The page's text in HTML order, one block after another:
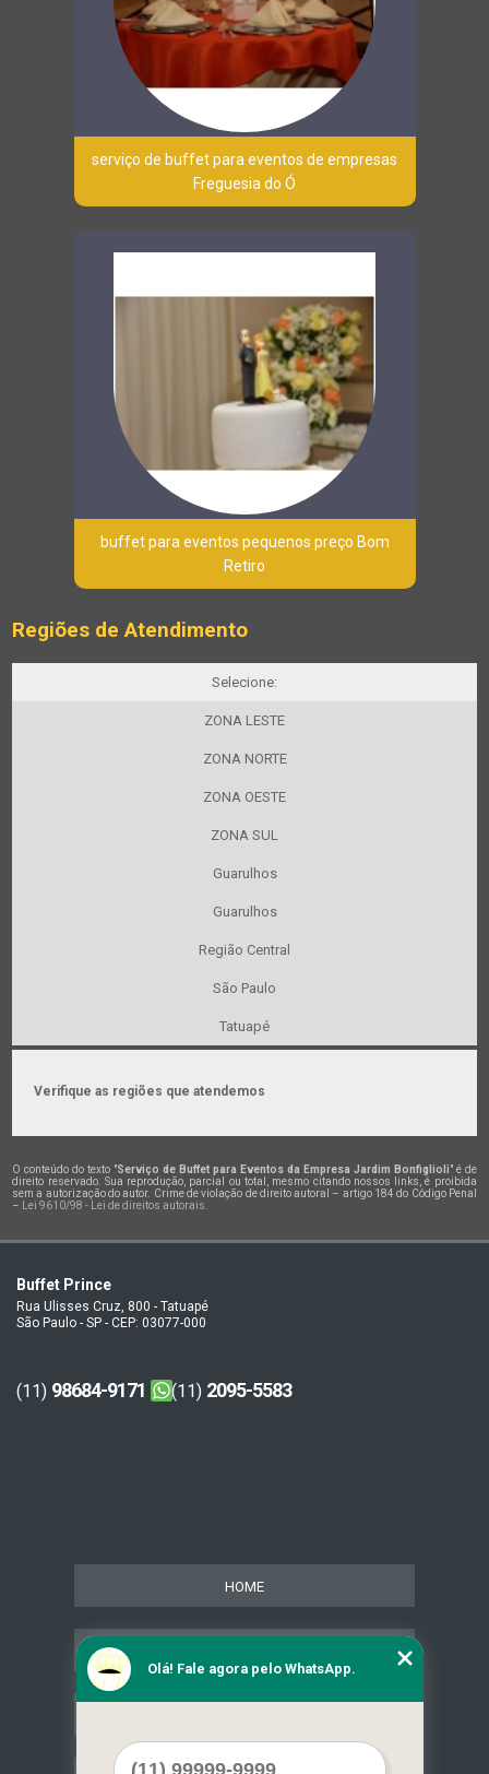
serviço de buffet para eventos de empresas
Freguesia do Ó
buffet para eventos pequenos preço Bom
Retiro
Regiões de Atendimento
Selecione:
ZONA LESTE
ZONA NORTE
ZONA OESTE
ZONA SUL
Guarulhos
Guarulhos
Região Central
São Paulo
Tatuapé
Verifique as regiões que atendemos
O conteúdo do texto "Serviço de Buffet para Eventos da Empresa Jardim Bonfiglioli" é de
direito reservado. Sua reprodução, parcial ou total, mesmo citando nossos links, é proibida
sem a autorização do autor. Crime de violação de direito autoral – artigo 184 do Código Penal
–
Lei 9610/98 - Lei de direitos autorais
Buffet Prince
Rua Ulisses Cruz, 800 - Tatuapé
São Paulo - SP - CEP: 03077-000
(11) 98684-9171 (11) 2095-5583
HOME
Olá! Fale agora pelo WhatsApp.